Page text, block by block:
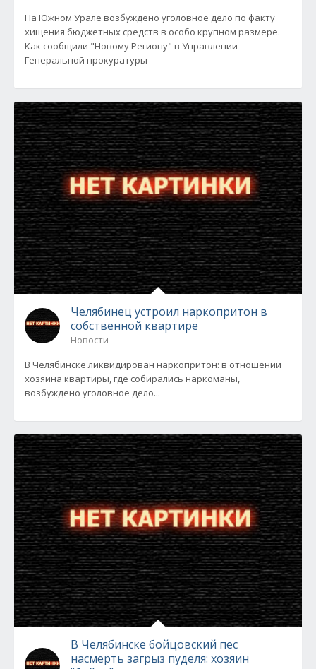
На Южном Урале возбуждено уголовное дело по факту
хищения бюджетных средств в особо крупном размере.
Как сообщили "Новому Региону" в Управлении
Генеральной прокуратуры
Челябинец устроил наркопритон в
собственной квартире
Новости
В Челябинске ликвидирован наркопритон: в отношении
хозяина квартиры, где собирались наркоманы,
возбуждено уголовное дело...
В Челябинске бойцовский пес
насмерть загрыз пуделя: хозяин